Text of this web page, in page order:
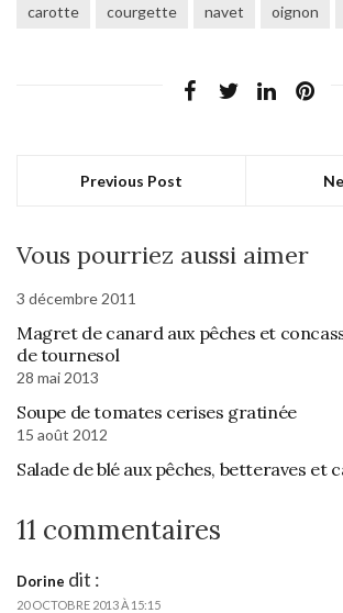
carotte courgette navet oignon
Previous Post
Vous pourriez aussi aimer
3 décembre 2011
Magret de canard aux pêches et
de tournesol
28 mai 2013
Soupe de tomates cerises gratinée
15 août 2012
Salade de blé aux pêches, betteraves et
11 commentaires
Dorine dit :
20 OCTOBRE 2013 À 15:15